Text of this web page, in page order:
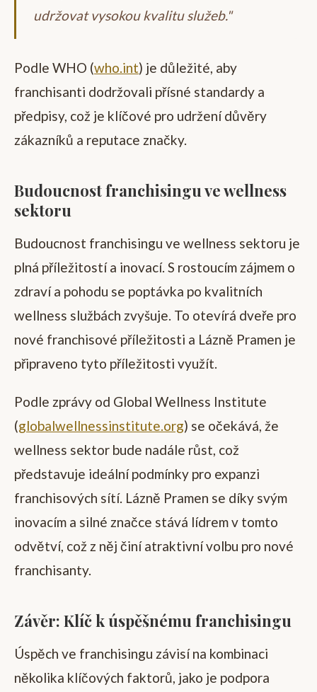
udržovat vysokou kvalitu služeb."
Podle WHO (who.int) je důležité, aby
franchisanti dodržovali přísné standardy a
předpisy, což je klíčové pro udržení důvěry
zákazníků a reputace značky.
Budoucnost franchisingu ve wellness
sektoru
Budoucnost franchisingu ve wellness sektoru je
plná příležitostí a inovací. S rostoucím zájmem o
zdraví a pohodu se poptávka po kvalitních
wellness službách zvyšuje. To otevírá dveře pro
nové franchisové příležitosti a Lázně Pramen je
připraveno tyto příležitosti využít.
Podle zprávy od Global Wellness Institute
(globalwellnessinstitute.org) se očekává, že
wellness sektor bude nadále růst, což
představuje ideální podmínky pro expanzi
franchisových sítí. Lázně Pramen se díky svým
inovacím a silné značce stává lídrem v tomto
odvětví, což z něj činí atraktivní volbu pro nové
franchisanty.
Závěr: Klíč k úspěšnému franchisingu
Úspěch ve franchisingu závisí na kombinaci
několika klíčových faktorů, jako je podpora